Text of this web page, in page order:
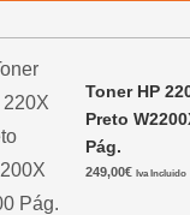
Toner HP
Preto
Pág.
249,00€ Iva Incluido